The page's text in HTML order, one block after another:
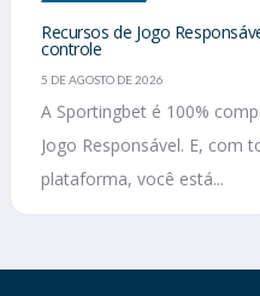
Recursos de Jogo
controle
5 DE AGOSTO DE 2026
A Sportingbet é 100%
Jogo Responsável. E, com
plataforma, você está...